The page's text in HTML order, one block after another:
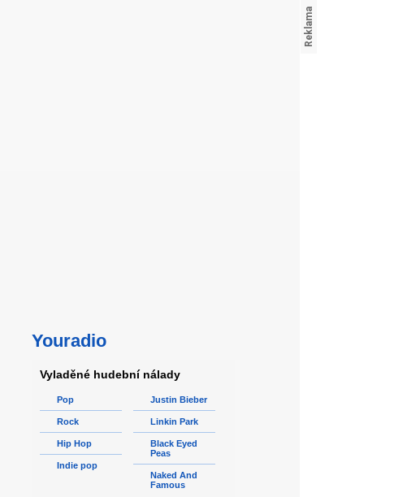
Youradio
Vyladěné hudební nálady
Pop
Rock
Hip Hop
Indie pop
Justin Bieber
Linkin Park
Black Eyed
Peas
Naked And
Famous